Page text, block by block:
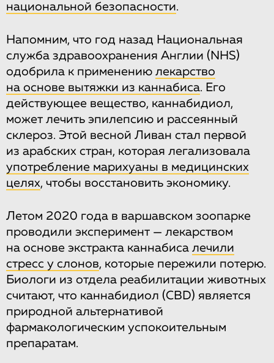
национальной безопасности.
Напомним, что год назад Национальная
служба здравоохранения Англии (NHS)
одобрила к применению лекарство
на основе вытяжки из каннабиса. Его
действующее вещество, каннабидиол,
может лечить эпилепсию и рассеянный
склероз. Этой весной Ливан стал первой
из арабских стран, которая легализовала
употребление марихуаны в медицинских
целях, чтобы восстановить экономику.
Летом 2020 года в варшавском зоопарке
проводили эксперимент — лекарством
на основе экстракта каннабиса лечили
стресс у слонов, которые пережили потерю.
Биологи из отдела реабилитации животных
считают, что каннабидиол (CBD) является
природной альтернативой
фармакологическим успокоительным
препаратам.